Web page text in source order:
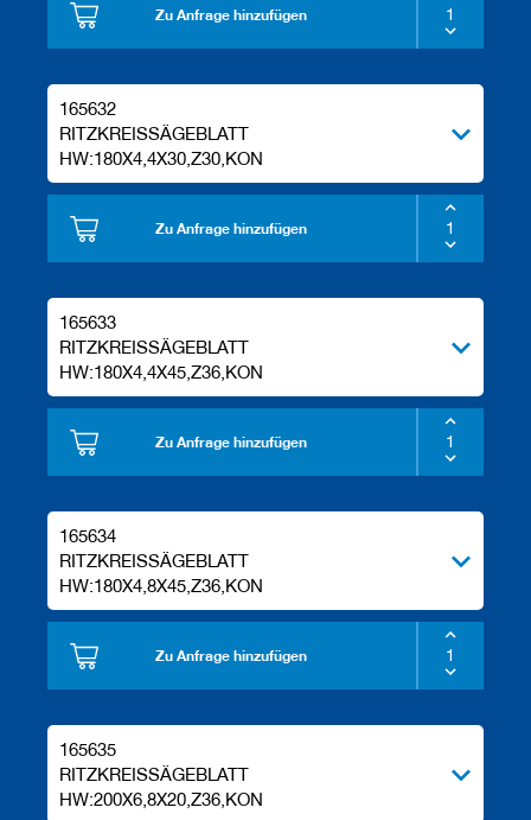
Zu Anfrage hinzufügen
165632
RITZKREISSÄGEBLATT
HW:180X4,4X30,Z30,KON
Zu Anfrage hinzufügen
165633
RITZKREISSÄGEBLATT
HW:180X4,4X45,Z36,KON
Zu Anfrage hinzufügen
165634
RITZKREISSÄGEBLATT
HW:180X4,8X45,Z36,KON
Zu Anfrage hinzufügen
165635
RITZKREISSÄGEBLATT
HW:200X6,8X20,Z36,KON